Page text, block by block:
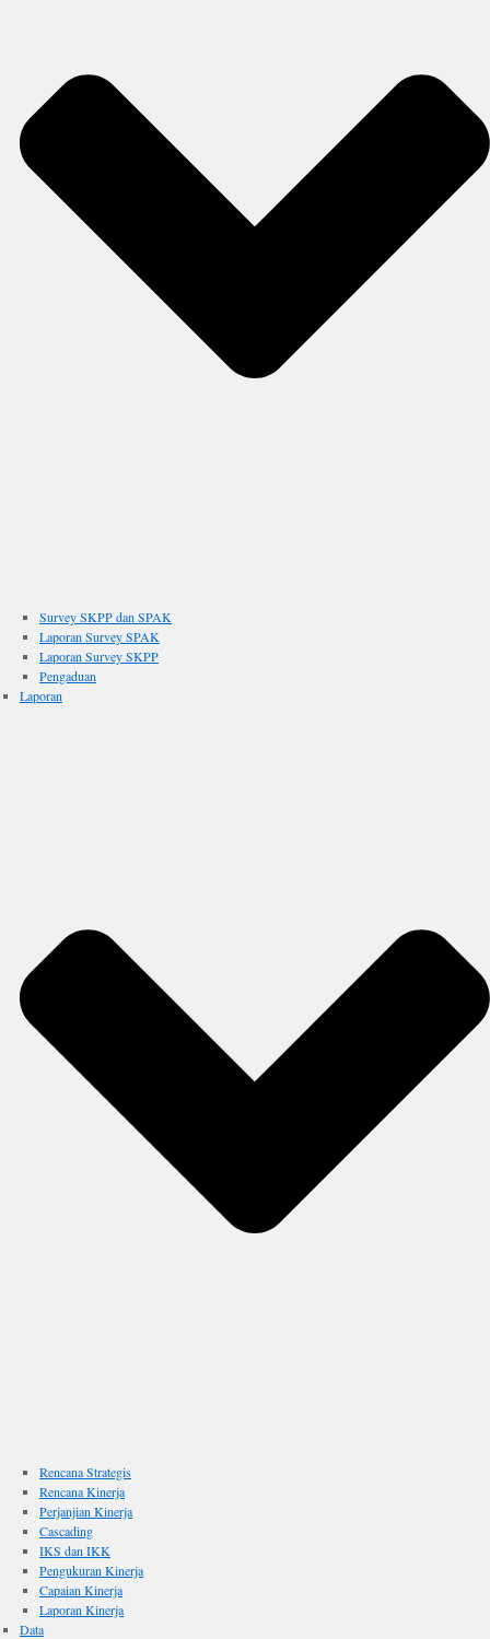
Survey SKPP dan SPAK
Laporan Survey SPAK
Laporan Survey SKPP
Pengaduan
Laporan
Rencana Strategis
Rencana Kinerja
Perjanjian Kinerja
Cascading
IKS dan IKK
Pengukuran Kinerja
Capaian Kinerja
Laporan Kinerja
Data